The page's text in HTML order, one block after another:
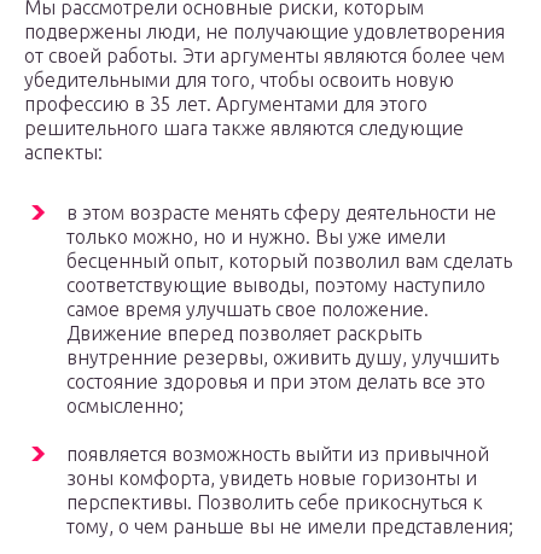
Мы рассмотрели основные риски, которым
подвержены люди, не получающие удовлетворения
от своей работы. Эти аргументы являются более чем
убедительными для того, чтобы освоить новую
профессию в 35 лет. Аргументами для этого
решительного шага также являются следующие
аспекты:
в этом возрасте менять сферу деятельности не
только можно, но и нужно. Вы уже имели
бесценный опыт, который позволил вам сделать
соответствующие выводы, поэтому наступило
самое время улучшать свое положение.
Движение вперед позволяет раскрыть
внутренние резервы, оживить душу, улучшить
состояние здоровья и при этом делать все это
осмысленно;
появляется возможность выйти из привычной
зоны комфорта, увидеть новые горизонты и
перспективы. Позволить себе прикоснуться к
тому, о чем раньше вы не имели представления;